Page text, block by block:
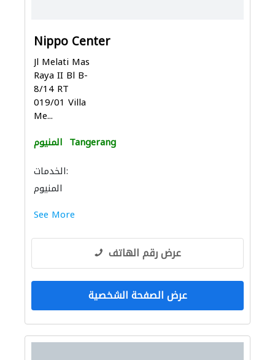
Nippo Center
Jl Melati Mas
Raya II Bl B-
8/14 RT
019/01 Villa
Me...
المنيوم Tangerang
الخدمات:
المنيوم
See More
عرض رقم الهاتف
عرض الصفحة الشخصية